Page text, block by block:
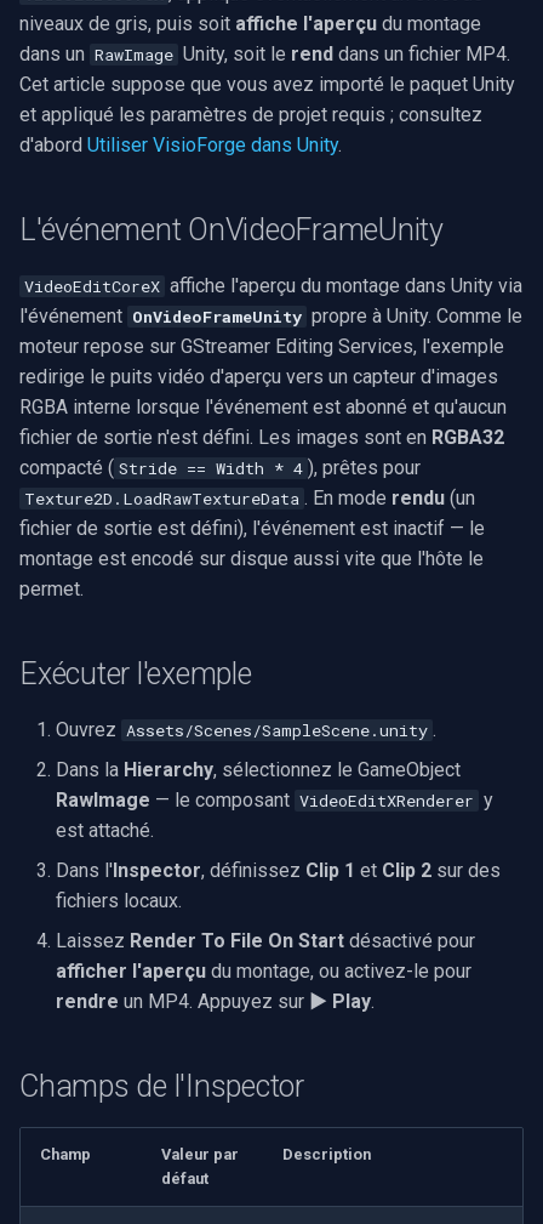
i
o
d
a
r
c
e
r
c
e
MXF
GIF
Personnalisé
FFmpeg EXE
WMV
YouTube
Facebook
AWS S3
Adobe Flash
IIS Smooth Streaming
WMA
Speex
Recherche vidéo sémantique
Reconnaissance faciale
Reconnaissance de plaques
Recadrage automatique
Suppression de l'arrière-plan
Inférence ONNX générique
Reconnaissance vocale
Diarisation des locuteurs
Détection d'événements
audio
Quelle est la différence
entre le mode aperçu et le
mode rendu ?
Ai-je besoin d'un appel
distinct ?
Comment ajouter d'autres
clips ou effets ?
Comment savoir quand un
rendu se termine ?
Voir aussi
Dessiner la vidéo dans une
PictureBox
Exclure des filtres
Image sur une image vidéo
Utilisation de la molette de la
souris
Utilisation de
OnVideoFrameBitmap
Lire les informations du
fichier
Sélectionner le moteur de
rendu vidéo WinForms
Désinstaller un filtre
VideoView définir une image
personnalisée
VU-mètres
Zoom vidéo plusieurs
moteurs de rendu
Sources vidéo
USB3 Vision/GigE/
Guides
Pre-Event Recording
Tutoriels vidéo
Aperçu de caméra IP
Caméra IP vers MP4
Superposition de texte
Vision par ordinateur
Logiciels tiers
Détection de mouvement
Déploiement
Capture ONVIF
RTSP Stream Viewer
Enregistrer le flux RTSP
d'origine
Enregistrement UDP
TS
MPEG-TS Analysis vs
ffprobe
MPEG-TS Stream
KLV Metadata (MISB)
Multi-Camera RTSP Grid
Pre-Event Recording
Traitement audio
Encodeurs vidéo
Décodeurs vidéo
Encodeurs audio
Visualiseurs audio
Puits
Sorties
Analyseurs
Démultiplexeurs
Serveur RTSP
direct
Pont
ElevenLabs
Spécial
Decklink
NVIDIA
OpenCV
OpenGL
AVI
Sortie à partir de plusieurs
sources
Image dans l'image
Plusieurs segments
Vidéo de transition
Console d'images vidéo
Volume par piste
Ubiquiti
Foscam
TP-Link
Vivotek
Panasonic / i-PRO
Sony
Lorex
Honeywell
Pelco
GeoVision
Canon
Cisco
Grandstream
FLIR / Teledyne
Zmodo
SDK .NET
SDK C++
Syntonisation radio FM/TV
Réglages matériels
Capture MPEG-2
Diffusion réseau (WMV)
Redimensionner/rogner
Capture d'écran
Sources vidéo/audio
Capture vidéo (AVI)
Capture vidéo (DV)
Capture vidéo (WMV)
Filtres source FFmpeg
niveaux de gris, puis soit affiche l'aperçu du montage
dans un RawImage Unity, soit le rend dans un fichier MP4.
Cet article suppose que vous avez importé le paquet Unity
et appliqué les paramètres de projet requis ; consultez
d'abord Utiliser VisioForge dans Unity.
L'événement OnVideoFrameUnity
VideoEditCoreX affiche l'aperçu du montage dans Unity via
l'événement OnVideoFrameUnity propre à Unity. Comme le
moteur repose sur GStreamer Editing Services, l'exemple
redirige le puits vidéo d'aperçu vers un capteur d'images
RGBA interne lorsque l'événement est abonné et qu'aucun
fichier de sortie n'est défini. Les images sont en RGBA32
compacté ( Stride == Width * 4 ), prêtes pour
Texture2D.LoadRawTextureData . En mode rendu (un
fichier de sortie est défini), l'événement est inactif — le
montage est encodé sur disque aussi vite que l'hôte le
permet.
Exécuter l'exemple
Ouvrez Assets/Scenes/SampleScene.unity .
Dans la Hierarchy, sélectionnez le GameObject
RawImage — le composant VideoEditXRenderer y
est attaché.
Dans l'Inspector, définissez Clip 1 et Clip 2 sur des
fichiers locaux.
Laissez Render To File On Start désactivé pour
afficher l'aperçu du montage, ou activez-le pour
rendre un MP4. Appuyez sur ▶ Play.
Champs de l'Inspector
Champ
Valeur par
défaut
Description